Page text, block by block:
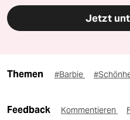
Jetzt
Themen #Barbie
Feedback Kommentieren